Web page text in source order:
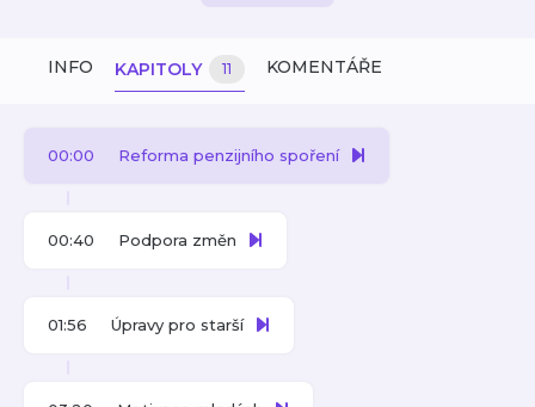
INFO KAPITOLY 11 KOMENTÁŘE
00:00 Reforma penzijního spoření
00:40 Podpora změn
01:56 Úpravy pro starší